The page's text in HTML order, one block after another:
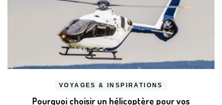
VOYAGES & INSPIRATIONS
Pourquoi choisir un hélicoptère pour vos